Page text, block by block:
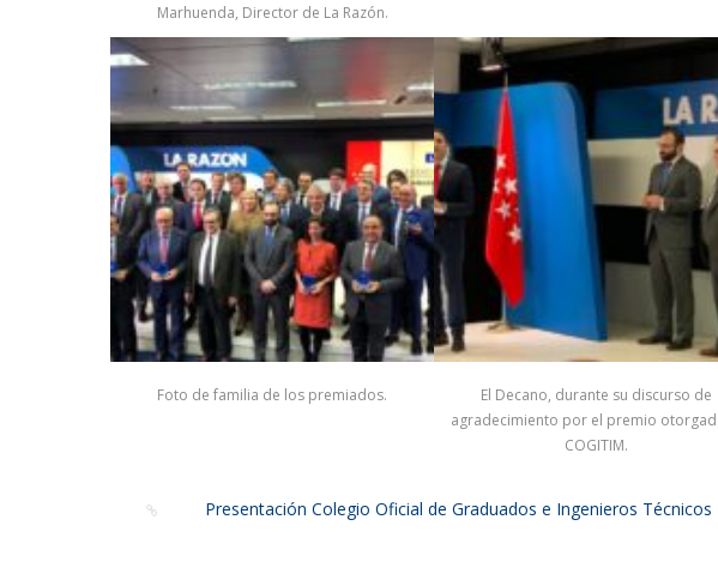
Marhuenda, Director de La Razón.
Foto de familia de los premiados.
El Decano, durante su discurso de
agradecimiento por el premio
COGITIM.
Presentación Colegio Oficial de Graduados e Ingenieros